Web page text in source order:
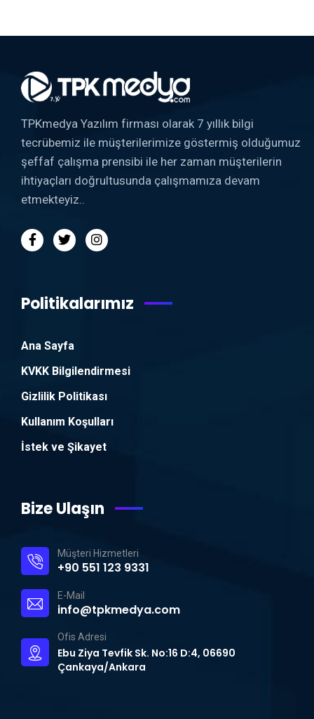
TPKmedya Yazılım firması olarak 7 yıllık bilgi
tecrübemiz ile müşterilerimize göstermiş olduğumuz
şeffaf çalışma prensibi ile her zaman müşterilerin
ihtiyaçları doğrultusunda çalışmamıza devam
etmekteyiz..
Politikalarımız
Ana Sayfa
KVKK Bilgilendirmesi
Gizlilik Politikası
Kullanım Koşulları
İstek ve Şikayet
Bize Ulaşın
Müşteri Hizmetleri
+90 551 123 9331
E-Mail
info@tpkmedya.com
Ofis Adresi
Ebu Ziya Tevfik Sk. No:16 D:4, 06690
Çankaya/Ankara